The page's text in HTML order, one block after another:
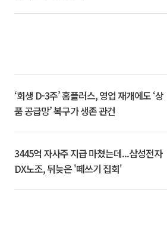
‘회생 D-3주’ 홈플러스, 영업 재개에도 ‘상
품 공급망’ 복구가 생존 관건
3445억 자사주 지급 마쳤는데...삼성전자
DX노조, 뒤늦은 '떼쓰기 집회'